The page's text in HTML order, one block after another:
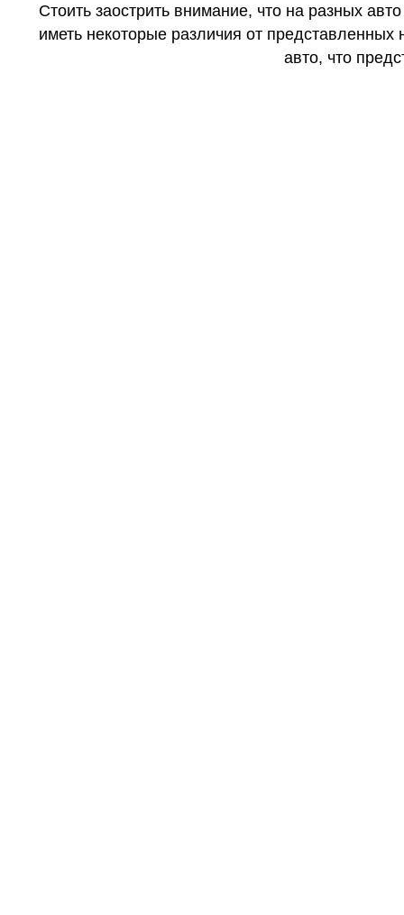
Стоить заострить внимание, что на разных
иметь некоторые различия от
авто, что